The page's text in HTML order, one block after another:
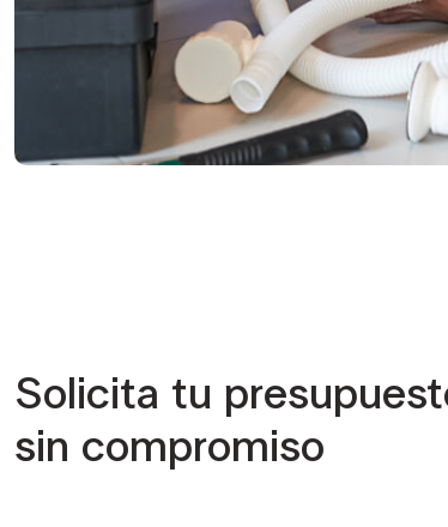
Solicita tu
sin compromiso